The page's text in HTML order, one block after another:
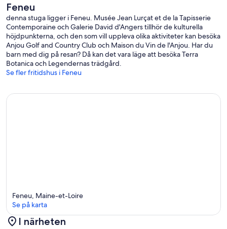
Feneu
denna stuga ligger i Feneu. Musée Jean Lurçat et de la Tapisserie
Contemporaine och Galerie David d'Angers tillhör de kulturella
höjdpunkterna, och den som vill uppleva olika aktiviteter kan besöka
Anjou Golf and Country Club och Maison du Vin de l'Anjou. Har du
barn med dig på resan? Då kan det vara läge att besöka Terra
Botanica och Legendernas trädgård.
Se fler fritidshus i Feneu
Feneu, Maine-et-Loire
Se på karta
I närheten